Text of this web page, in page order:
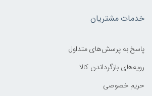
خدمات مشتریان
پاسخ به پرسش‌های متداول
رویه‌های بازگرداندن کالا
حریم خصوصی